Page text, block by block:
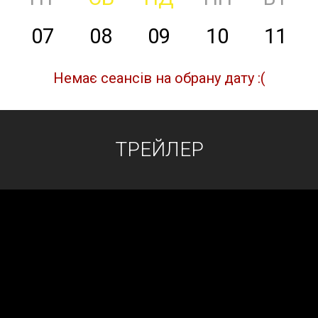
07
08 09 10 11
Немає сеансів на обрану дату :(
ТРЕЙЛЕР